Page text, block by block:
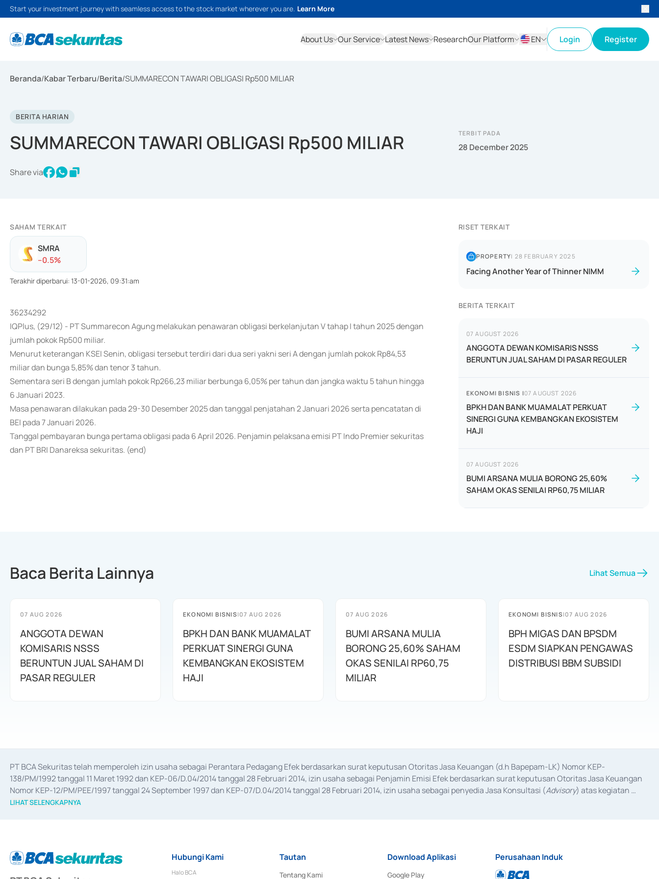
Start your investment journey with seamless access to the stock market wherever you are. Learn More
About Us Our Service Latest News ResearchOur Platform
EN
Login Register
Beranda/Kabar Terbaru/Berita/SUMMARECON TAWARI OBLIGASI Rp500 MILIAR
BERITA HARIAN
SUMMARECON TAWARI OBLIGASI Rp500 MILIAR
Share via
TERBIT PADA
28 December 2025
SAHAM TERKAIT
SMRA
--0.5%
Terakhir diperbarui: 13-01-2026, 09:31:am
36234292
IQPlus, (29/12) - PT Summarecon Agung melakukan penawaran obligasi berkelanjutan V tahap I tahun 2025 dengan
jumlah pokok Rp500 miliar.
Menurut keterangan KSEI Senin, obligasi tersebut terdiri dari dua seri yakni seri A dengan jumlah pokok Rp84,53
miliar dan bunga 5,85% dan tenor 3 tahun.
Sementara seri B dengan jumlah pokok Rp266,23 miliar berbunga 6,05% per tahun dan jangka waktu 5 tahun hingga
6 Januari 2023.
Masa penawaran dilakukan pada 29-30 Desember 2025 dan tanggal penjatahan 2 Januari 2026 serta pencatatan di
BEI pada 7 Januari 2026.
Tanggal pembayaran bunga pertama obligasi pada 6 April 2026. Penjamin pelaksana emisi PT Indo Premier sekuritas
dan PT BRI Danareksa sekuritas. (end)
RISET TERKAIT
PROPERTY| 28 FEBRUARY 2025
Facing Another Year of Thinner NIMM
BERITA TERKAIT
07 AUGUST 2026
ANGGOTA DEWAN KOMISARIS NSSS
BERUNTUN JUAL SAHAM DI PASAR REGULER
EKONOMI BISNIS |07 AUGUST 2026
BPKH DAN BANK MUAMALAT PERKUAT
SINERGI GUNA KEMBANGKAN EKOSISTEM
HAJI
07 AUGUST 2026
BUMI ARSANA MULIA BORONG 25,60%
SAHAM OKAS SENILAI RP60,75 MILIAR
Baca Berita Lainnya Lihat Semua
07 AUG 2026
ANGGOTA DEWAN
KOMISARIS NSSS
BERUNTUN JUAL SAHAM DI
PASAR REGULER
EKONOMI BISNIS|07 AUG 2026
BPKH DAN BANK MUAMALAT
PERKUAT SINERGI GUNA
KEMBANGKAN EKOSISTEM
HAJI
07 AUG 2026
BUMI ARSANA MULIA
BORONG 25,60% SAHAM
OKAS SENILAI RP60,75
MILIAR
EKONOMI BISNIS|07 AUG 2026
BPH MIGAS DAN BPSDM
ESDM SIAPKAN PENGAWAS
DISTRIBUSI BBM SUBSIDI
PT BCA Sekuritas telah memperoleh izin usaha sebagai Perantara Pedagang Efek berdasarkan surat keputusan Otoritas Jasa Keuangan (d.h Bapepam-LK) Nomor KEP-
138/PM/1992 tanggal 11 Maret 1992 dan KEP-06/D.04/2014 tanggal 28 Februari 2014, izin usaha sebagai Penjamin Emisi Efek berdasarkan surat keputusan Otoritas Jasa Keuangan
Nomor KEP-12/PM/PEE/1997 tanggal 24 September 1997 dan KEP-07/D.04/2014 tanggal 28 Februari 2014, izin usaha sebagai penyedia Jasa Konsultasi (Advisory) atas kegiatan
merger, akuisisi, divestasi, dan
LIHAT SELENGKAPNYA
Hubungi Kami
Halo BCA
Tautan
Tentang Kami
Download Aplikasi
Google Play
Perusahaan Induk